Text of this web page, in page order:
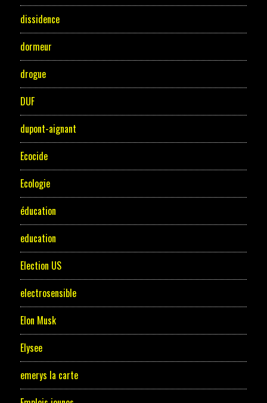
dissidence
dormeur
drogue
DUF
dupont-aignant
Ecocide
Ecologie
éducation
education
Election US
electrosensible
Elon Musk
Elysee
emerys la carte